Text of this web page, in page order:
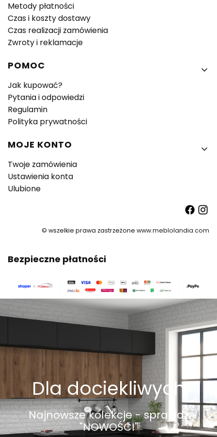
Metody płatności
Czas i koszty dostawy
Czas realizacji zamówienia
Zwroty i reklamacje
POMOC
Jak kupować?
Pytania i odpowiedzi
Regulamin
Polityka prywatności
MOJE KONTO
Twoje zamówienia
Ustawienia konta
Ulubione
© wszelkie prawa zastrzeżone www.meblolandia.com
Bezpieczne płatności
Dla dociekliwych
Najnowsze kolekcje - sprawdź
"NOWOŚCI"